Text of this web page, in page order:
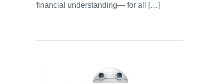
financial understanding— for all […]